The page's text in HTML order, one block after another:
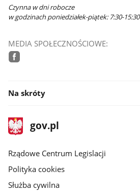
Czynna w dni robocze
w godzinach poniedziałek-piątek: 7:30-15:30
MEDIA SPOŁECZNOŚCIOWE:
Na skróty
stopka
gov.plStrona
gov.pl
Rządowe Centrum Legislacji
Polityka cookies
Służba cywilna